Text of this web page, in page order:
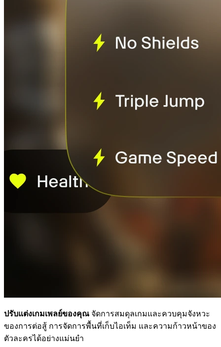
ปรับแต่งเกมเพลย์ของคุณ จัดการสมดุลเกมและควบคุมจังหวะ
ของการต่อสู้ การจัดการพื้นที่เก็บไอเท็ม และความก้าวหน้าของ
ตัวละครได้อย่างแม่นยำ